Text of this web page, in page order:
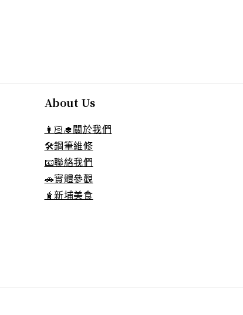
About Us
👩🏻‍🎓關於我們
🛠️鋼筆維修
📧聯絡我們
🚗實體參觀
🧋新埔美食